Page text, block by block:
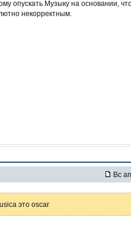
опускать Музыку на основании,
некорректным.
Вс
это oscar